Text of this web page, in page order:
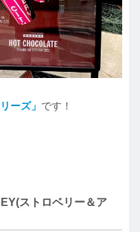
ーズ」 です！
ストロベリー＆ア